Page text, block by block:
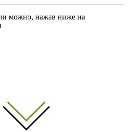
можно, нажав ниже на